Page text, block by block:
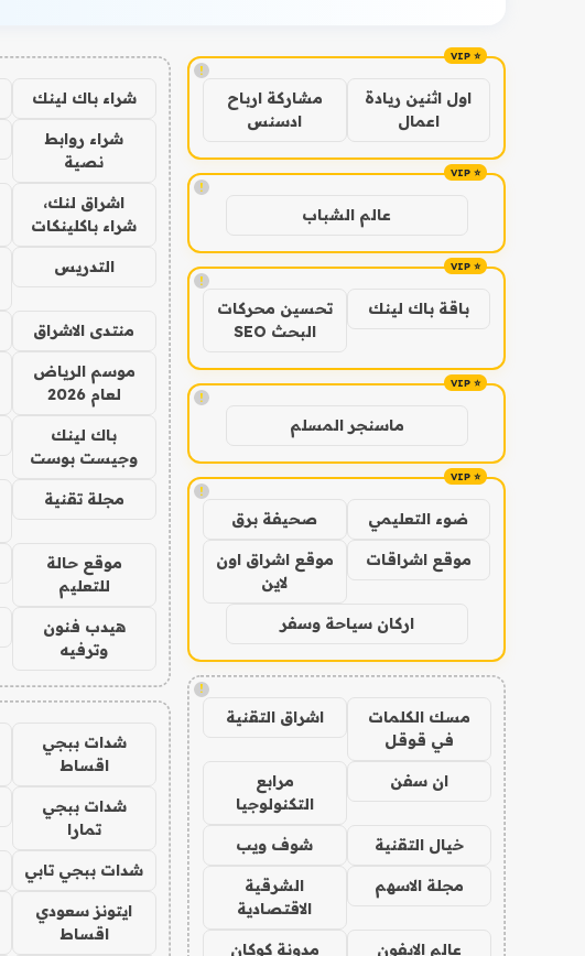
!
اول اثنين ريادة
اعمال
مشاركة ارباح
ادسنس
!
عالم الشباب
!
باقة باك لينك
تحسين محركات
البحث SEO
!
ماسنجر المسلم
!
ضوء التعليمي صحيفة برق
موقع اشراقات
موقع اشراق اون
لاين
اركان سياحة وسفر
!
مسك الكلمات
في قوقل
اشراق التقنية
ان سفن
مرابع
التكنولوجيا
خيال التقنية شوف ويب
مجلة الاسهم
الشرقية
الاقتصادية
عالم الايفون مدونة كوكان
شراء باك لينك
شراء روابط
نصية
اشراق لنك،
شراء باكلينكات
التدريس
منتدى الاشراق
موسم الرياض
لعام 2026
باك لينك
وجيست بوست
مجلة تقنية
موقع حالة
للتعليم
هيدب فنون
وترفيه
شدات ببجي
اقساط
شدات ببجي
تمارا
شدات ببجي تابي
ايتونز سعودي
اقساط